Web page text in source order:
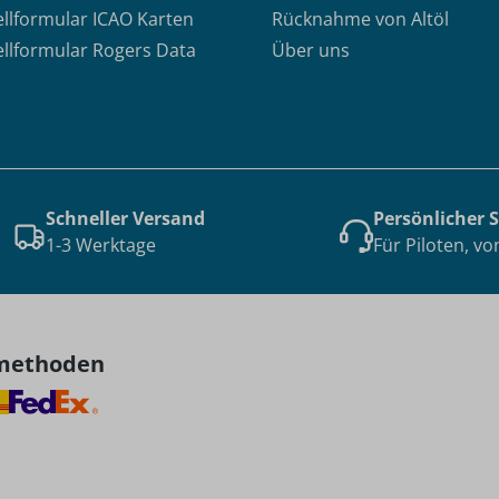
ICAO Karten
Rogers Data
Rücknahme von Altöl
Über uns
Schneller Versand
1-3 Werktage
Persönlicher
Für Piloten,